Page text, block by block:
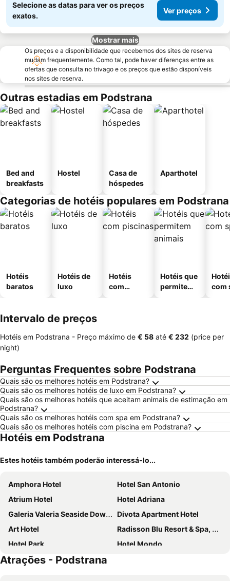
Selecione as datas para ver os preços
exatos.
Ver preços
Mostrar mais
Os preços e a disponibilidade que recebemos dos sites de reserva
mudam frequentemente. Como tal, pode haver diferenças entre as
ofertas que consulta no trivago e os preços que estão disponíveis
nos sites de reserva.
Outras estadias em Podstrana
Bed and
breakfasts
Hostel
Casa de
hóspedes
Aparthotel
Categorias de hotéis populares em Podstrana
Hotéis
baratos
Hotéis de
luxo
Hotéis
com
Hotéis que
permitem
com
Intervalo de preços
Hotéis em Podstrana - Preço máximo de ‎€ 58 até ‎€ 232 (price per
night)
Perguntas Frequentes sobre Podstrana
Quais são os melhores hotéis em Podstrana?
Quais são os melhores hotéis de luxo em Podstrana?
Quais são os melhores hotéis que aceitam animais de estimação em
Podstrana?
Quais são os melhores hotéis com spa em Podstrana?
Quais são os melhores hotéis com piscina em Podstrana?
Hotéis em Podstrana
Estes hotéis também poderão interessá-lo...
Amphora Hotel
Hotel San Antonio
Atrium Hotel
Hotel Adriana
Galeria Valeria Seaside Downtown - MAG Quaint & Elegant Boutique Hotels
Divota Apartment Hotel
Art Hotel
Radisson Blu Resort & Spa, Split
Hotel Park
Hotel Mondo
GARDEN APARTMENT HOTEL
Atrações - Podstrana